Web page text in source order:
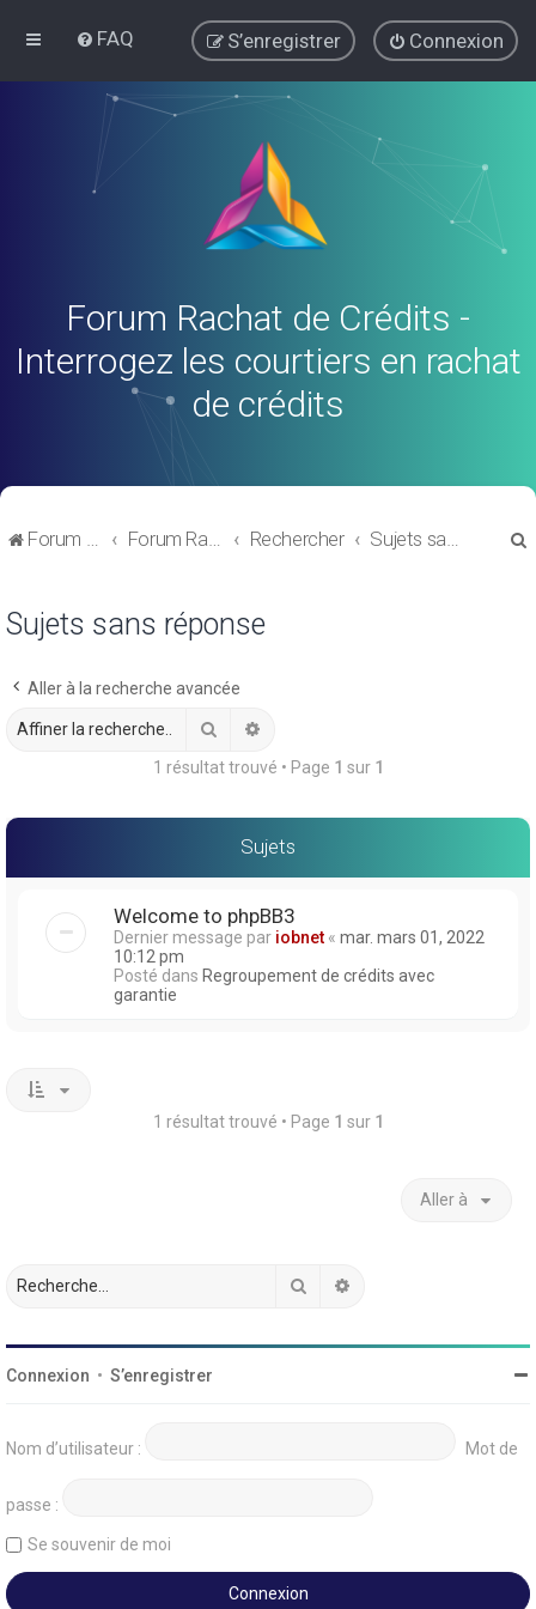
FAQ Connexion
S’enregistrer
Forum Rachat de Crédits -
Interrogez les courtiers en rachat
de crédits
Forum de discussions sur le Regroupement de Crédits et le Rachat de Crédits Forum Rachat de Crédits Rechercher Sujets sans réponse
Sujets sans réponse
Aller à la recherche avancée
Rechercher
1 résultat trouvé • Page 1 sur 1
Sujets
Welcome to phpBB3
Dernier message par iobnet « mar. mars 01, 2022
10:12 pm
Posté dans Regroupement de crédits avec
garantie
1 résultat trouvé • Page 1 sur 1
Aller à
Rechercher
Connexion • S’enregistrer
Nom d’utilisateur : Mot de
passe :
Se souvenir de moi